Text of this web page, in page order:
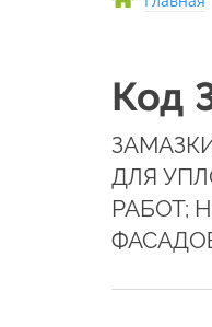
Код
ДЛЯ
РАБОТ;